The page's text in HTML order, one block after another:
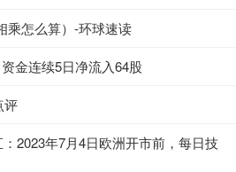
乘怎么算）-环球速读
金连续5日净流入64股
评
：2023年7月4日欧洲开市前，每日技